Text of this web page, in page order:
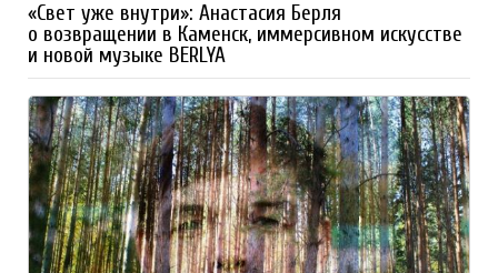
«Свет уже внутри»: Анастасия Берля
о возвращении в Каменск, иммерсивном искусстве
и новой музыке BERLYA